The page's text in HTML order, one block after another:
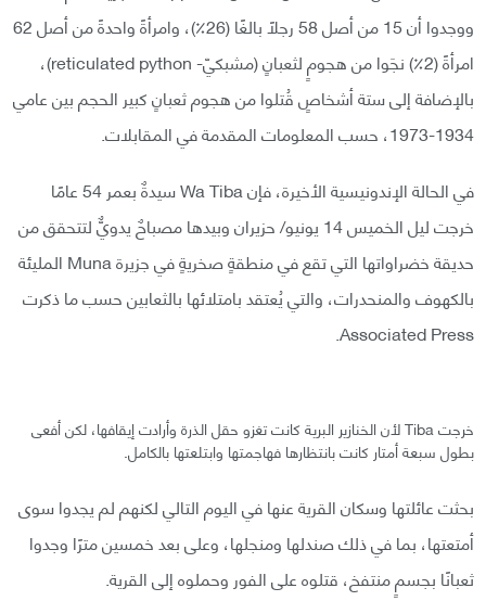
ووجدوا أن 15 من أصل 58 رجلًا بالغًا (26٪؜)، وامرأةً واحدةً من أصل 62
امرأةً (2٪؜) نجَوا من هجومٍ لثعبانٍ (مشبكيّ- reticulated python)،
بالإضافة إلى ستة أشخاصٍ قُتلوا من هجوم ثعبانٍ كبير الحجم بين عامي
1934-1973، حسب المعلومات المقدمة في المقابلات.
في الحالة الإندونيسية الأخيرة، فإن Wa Tiba سيدةٌ بعمر 54 عامًا
خرجت ليل الخميس 14 يونيو/ حزيران وبيدها مصباحٌ يدويٌّ لتتحقق من
حديقة خضراواتها التي تقع في منطقةٍ صخريةٍ في جزيرة Muna المليئة
بالكهوف والمنحدرات، والتي يُعتقد بامتلائها بالثعابين حسب ما ذكرت
Associated Press.
خرجت Tiba لأن الخنازير البرية كانت تغزو حقل الذرة وأرادت إيقافها، لكن أفعى
بطول سبعة أمتار كانت بانتظارها فهاجمتها وابتلعتها بالكامل.
بحثت عائلتها وسكان القرية عنها في اليوم التالي لكنهم لم يجدوا سوى
أمتعتها، بما في ذلك صندلها ومنجلها، وعلى بعد خمسين مترًا وجدوا
ثعبانًا بجسمٍ منتفخ، قتلوه على الفور وحملوه إلى القرية.